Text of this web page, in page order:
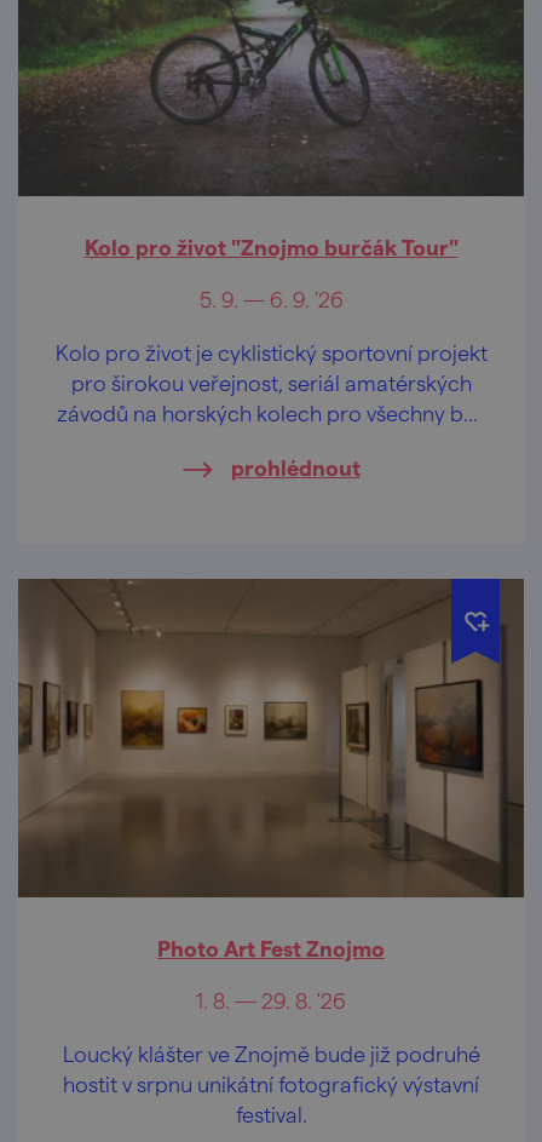
Kolo pro život "Znojmo burčák Tour"
5. 9. — 6. 9. '26
Kolo pro život je cyklistický sportovní projekt
pro širokou veřejnost, seriál amatérských
závodů na horských kolech pro všechny bez
prohlédnout
Photo Art Fest Znojmo
1. 8. — 29. 8. '26
Loucký klášter ve Znojmě bude již podruhé
hostit v srpnu unikátní fotografický výstavní
festival.